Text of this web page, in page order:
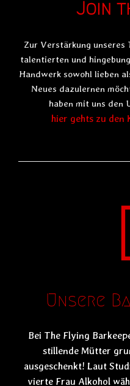
Join
Zur Verstärkung unseres
talentierten und
Handwerk sowohl lieben
Neues dazulernen
haben mit uns den
hier gehts zu
Unsere
Bei The Flying
stillende Mütter
ausgeschenkt! Laut
vierte Frau Alkohol